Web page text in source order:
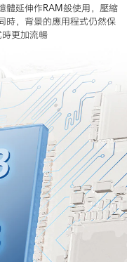
體延伸作RAM般使用，壓縮
時，背景的應用程式仍然保
更加流暢